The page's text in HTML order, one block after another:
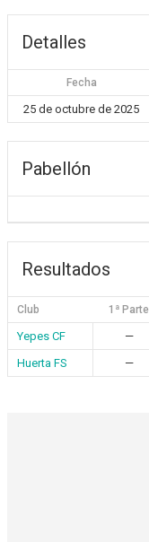
Detalles
Fecha
25 de octubre de 2025
Pabellón
Resultados
Club 1ª Parte
Yepes CF —
Huerta FS
—